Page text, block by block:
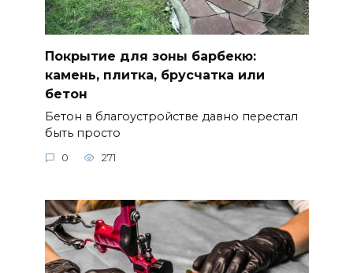
Покрытие для зоны барбекю:
камень, плитка, брусчатка или
бетон
Бетон в благоустройстве давно перестал
быть просто
0 271